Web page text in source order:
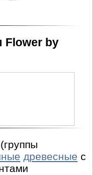
Flower by
древесные с